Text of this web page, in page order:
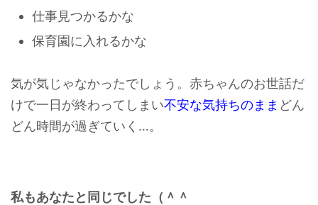
仕事見つかるかな
保育園に入れるかな
気が気じゃなかったでしょう。赤ちゃんのお世話だ
けで一日が終わってしまい不安な気持ちのまま どん
どん時間が過ぎていく…。
私もあなたと同じでした（＾＾